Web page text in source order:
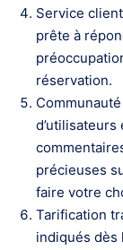
Service
prête à
réservation.
précieuses
faire votre
Tarification
indiqués dès